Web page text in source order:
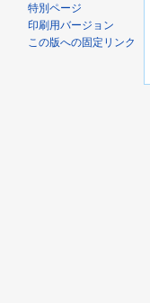
特別ページ
印刷用バージョン
この版への固定リンク